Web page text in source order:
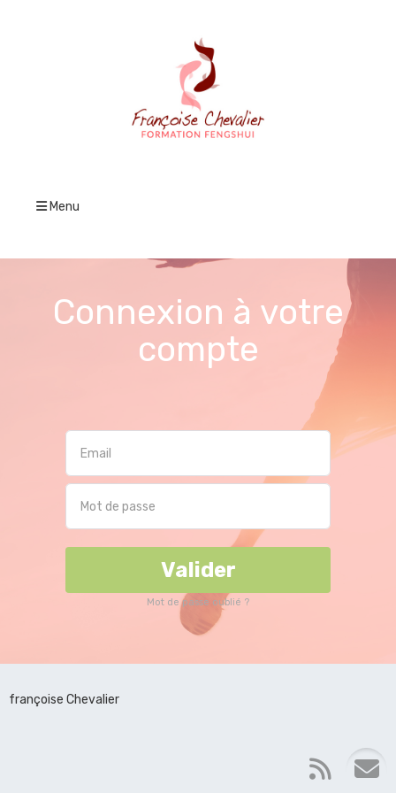
Menu
Connexion à votre
compte
Valider
Mot de passe oublié ?
françoise Chevalier